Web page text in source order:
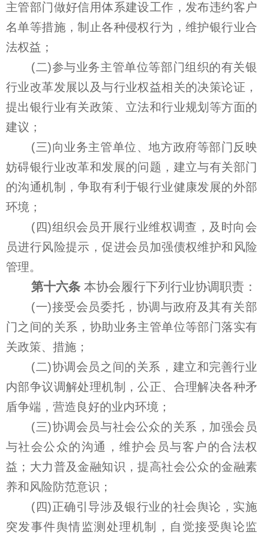
主管部门做好信用体系建设工作，发布违约客户
名单等措施，制止各种侵权行为，维护银行业合
法权益；
(二)参与业务主管单位等部门组织的有关银
行业改革发展以及与行业权益相关的决策论证，
提出银行业有关政策、立法和行业规划等方面的
建议；
(三)向业务主管单位、地方政府等部门反映
妨碍银行业改革和发展的问题，建立与有关部门
的沟通机制，争取有利于银行业健康发展的外部
环境；
(四)组织会员开展行业维权调查，及时向会
员进行风险提示，促进会员加强债权维护和风险
管理。
第十六条 本协会履行下列行业协调职责：
(一)接受会员委托，协调与政府及其有关部
门之间的关系，协助业务主管单位等部门落实有
关政策、措施；
(二)协调会员之间的关系，建立和完善行业
内部争议调解处理机制，公正、合理解决各种矛
盾争端，营造良好的业内环境；
(三)协调会员与社会公众的关系，加强会员
与社会公众的沟通，维护会员与客户的合法权
益；大力普及金融知识，提高社会公众的金融素
养和风险防范意识；
(四)正确引导涉及银行业的社会舆论，实施
突发事件舆情监测处理机制，自觉接受舆论监